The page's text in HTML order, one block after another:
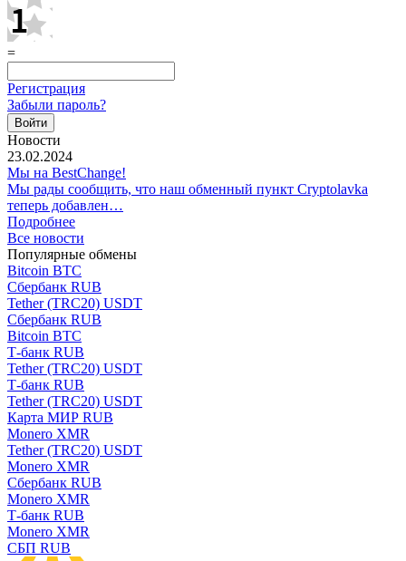
=
Регистрация
Забыли пароль?
Новости
23.02.2024
Мы на BestChange!
Мы рады сообщить, что наш обменный пункт Cryptolavka
теперь добавлен…
Подробнее
Все новости
Популярные обмены
Bitcoin BTC
Сбербанк RUB
Tether (TRC20) USDT
Сбербанк RUB
Bitcoin BTC
Т-банк RUB
Tether (TRC20) USDT
Т-банк RUB
Tether (TRC20) USDT
Карта МИР RUB
Monero XMR
Tether (TRC20) USDT
Monero XMR
Сбербанк RUB
Monero XMR
Т-банк RUB
Monero XMR
СБП RUB